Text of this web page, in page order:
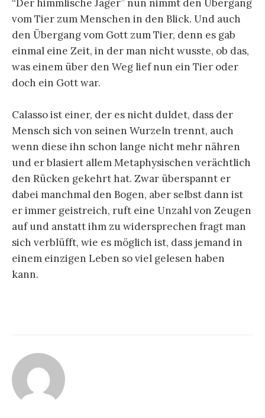
“Der himmlische Jäger” nun nimmt den Übergang
vom Tier zum Menschen in den Blick. Und auch
den Übergang vom Gott zum Tier, denn es gab
einmal eine Zeit, in der man nicht wusste, ob das,
was einem über den Weg lief nun ein Tier oder
doch ein Gott war.
Calasso ist einer, der es nicht duldet, dass der
Mensch sich von seinen Wurzeln trennt, auch
wenn diese ihn schon lange nicht mehr nähren
und er blasiert allem Metaphysischen verächtlich
den Rücken gekehrt hat. Zwar überspannt er
dabei manchmal den Bogen, aber selbst dann ist
er immer geistreich, ruft eine Unzahl von Zeugen
auf und anstatt ihm zu widersprechen fragt man
sich verblüfft, wie es möglich ist, dass jemand in
einem einzigen Leben so viel gelesen haben
kann.